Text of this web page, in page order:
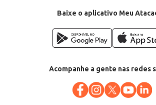
Baixe o aplicativo Meu
Acompanhe a gente nas redes